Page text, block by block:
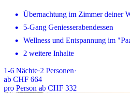
Übernachtung im Zimmer deiner
5-Gang Geniesserabendessen
Wellness und Entspannung im
2 weitere Inhalte
1-6 Nächte·2 Personen·
ab CHF 664
pro Person ab CHF 332